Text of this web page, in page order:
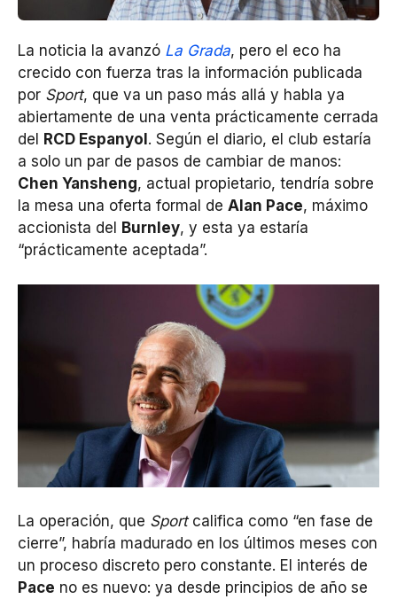
La noticia la avanzó La Grada, pero el eco ha
crecido con fuerza tras la información publicada
por Sport, que va un paso más allá y habla ya
abiertamente de una venta prácticamente cerrada
del
RCD Espanyol . Según el diario, el club estaría
a solo un par de pasos de cambiar de manos:
Chen Yansheng, actual propietario, tendría sobre
la mesa una oferta formal de Alan Pace, máximo
accionista del
Burnley, y esta ya estaría
“prácticamente aceptada”.
La operación, que Sportcalifica como “en fase de
cierre”, habría madurado en los últimos meses con
un proceso discreto pero constante. El interés de
Pace no es nuevo: ya desde principios de año se